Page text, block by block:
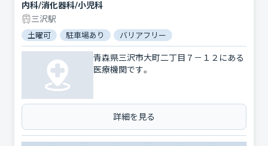
内科/消化器科/小児科
三沢駅
土曜可 駐車場あり バリアフリー
青森県三沢市大町二丁目７－１２にある
医療機関です。
詳細を見る